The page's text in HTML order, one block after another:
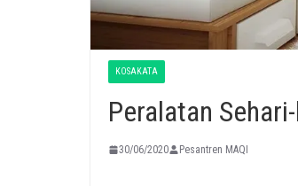
KOSAKATA
Peralatan
30/06/2020 Pesantren MAQI